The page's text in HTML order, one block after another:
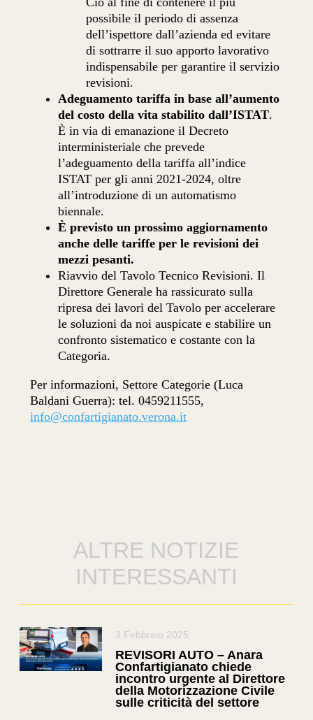
possibile il periodo di assenza
dell’ispettore dall’azienda ed evitare
di sottrarre il suo apporto lavorativo
indispensabile per garantire il servizio
revisioni.
Adeguamento tariffa in base all’aumento
del costo della vita stabilito dall’ISTAT.
È in via di emanazione il Decreto
interministeriale che prevede
l’adeguamento della tariffa all’indice
ISTAT per gli anni 2021-2024, oltre
all’introduzione di un automatismo
biennale.
È previsto un prossimo aggiornamento
anche delle tariffe per le revisioni dei
mezzi pesanti.
Riavvio del Tavolo Tecnico Revisioni. Il
Direttore Generale ha rassicurato sulla
ripresa dei lavori del Tavolo per accelerare
le soluzioni da noi auspicate e stabilire un
confronto sistematico e costante con la
Categoria.
Per informazioni, Settore Categorie (Luca
Baldani Guerra): tel. 0459211555,
info@confartigianato.verona.it
ALTRE NOTIZIE
INTERESSANTI
3 Febbraio 2025
REVISORI AUTO – Anara
Confartigianato chiede
incontro urgente al Direttore
della Motorizzazione Civile
sulle criticità del settore